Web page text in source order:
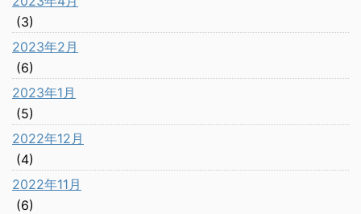
(3)
2023年2月
(6)
2023年1月
(5)
2022年12月
(4)
2022年11月
(6)